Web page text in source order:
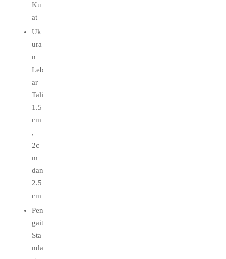
Ku
at
Uk
ura
n
Leb
ar
Tali
1.5
cm
,
2c
m
dan
2.5
cm
Pen
gait
Sta
nda